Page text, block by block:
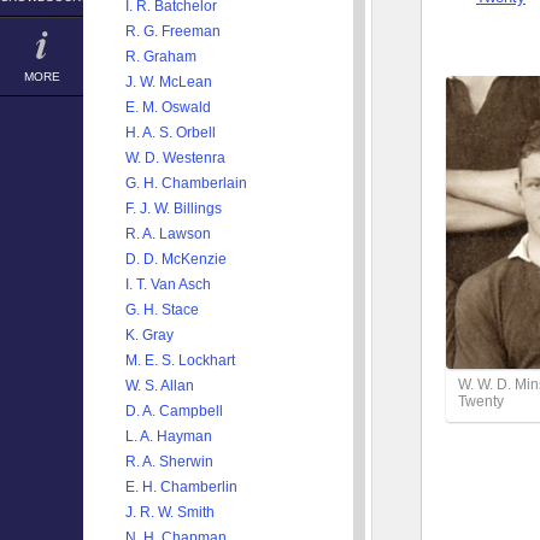
MORE
I. R. Batchelor
R. G. Freeman
R. Graham
J. W. McLean
E. M. Oswald
H. A. S. Orbell
W. D. Westenra
G. H. Chamberlain
F. J. W. Billings
R. A. Lawson
D. D. McKenzie
I. T. Van Asch
G. H. Stace
K. Gray
M. E. S. Lockhart
W. S. Allan
D. A. Campbell
L. A. Hayman
R. A. Sherwin
E. H. Chamberlin
J. R. W. Smith
W. W. D.
Twenty